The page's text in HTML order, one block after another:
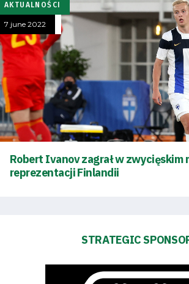
AKTUALNOŚCI
7 june 2022
Robert Ivanov zagrał w zwycięskim
reprezentacji Finlandii
STRATEGIC